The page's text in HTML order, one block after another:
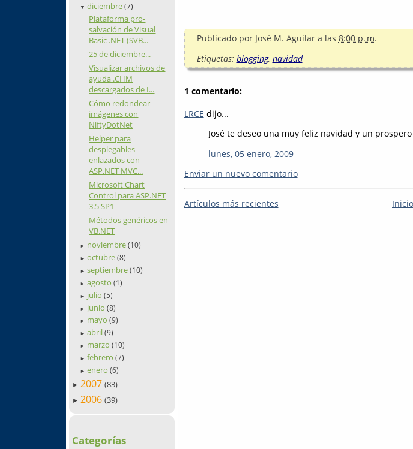
▼ diciembre(7)
Plataforma pro-
salvación de Visual
Basic .NET (SVB...
25 de diciembre...
Visualizar archivos de
ayuda .CHM
descargados de I...
Cómo redondear
imágenes con
NiftyDotNet
Helper para
desplegables
enlazados con
ASP.NET MVC...
Microsoft Chart
Control para ASP.NET
3.5 SP1
Métodos genéricos en
VB.NET
► noviembre(10)
► octubre(8)
► septiembre(10)
► agosto(1)
► julio(5)
► junio(8)
► mayo(9)
► abril(9)
► marzo(10)
► febrero(7)
► enero(6)
► 2007 (83)
► 2006 (39)
Categorías
Publicado por José M. Aguilar a las 8:00 p. m.
Etiquetas: blogging, navidad
1 comentario:
LRCE dijo...
José te deseo una muy feliz navidad y un
lunes, 05 enero, 2009
Enviar un nuevo comentario
Artículos más recientes Inicio